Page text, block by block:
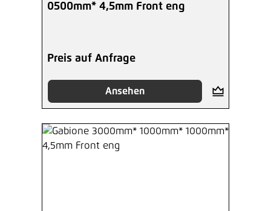
0500mm* 4,5mm Front eng
Preis auf Anfrage
Ansehen